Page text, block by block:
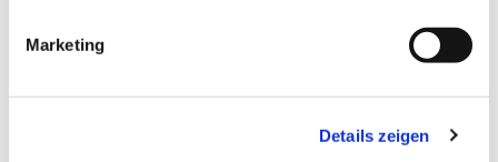
Marketing
Details zeigen